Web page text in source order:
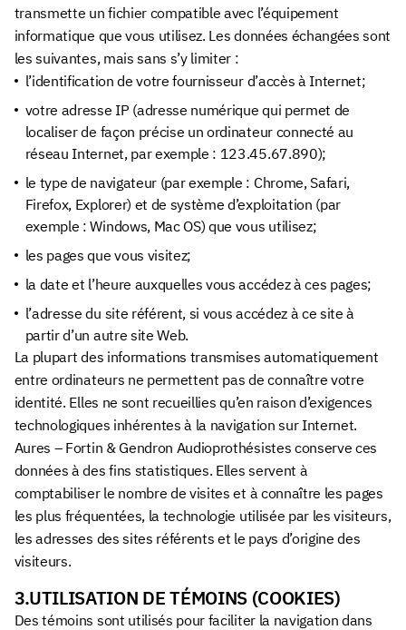
transmette un fichier compatible avec l’équipement
informatique que vous utilisez. Les données échangées sont
les suivantes, mais sans s’y limiter :
l’identification de votre fournisseur d’accès à Internet;
votre adresse IP (adresse numérique qui permet de
localiser de façon précise un ordinateur connecté au
réseau Internet, par exemple : 123.45.67.890);
le type de navigateur (par exemple : Chrome, Safari,
Firefox, Explorer) et de système d’exploitation (par
exemple : Windows, Mac OS) que vous utilisez;
les pages que vous visitez;
la date et l’heure auxquelles vous accédez à ces pages;
l’adresse du site référent, si vous accédez à ce site à
partir d’un autre site Web.
La plupart des informations transmises automatiquement
entre ordinateurs ne permettent pas de connaître votre
identité. Elles ne sont recueillies qu’en raison d’exigences
technologiques inhérentes à la navigation sur Internet.
Aures – Fortin & Gendron Audioprothésistes conserve ces
données à des fins statistiques. Elles servent à
comptabiliser le nombre de visites et à connaître les pages
les plus fréquentées, la technologie utilisée par les visiteurs,
les adresses des sites référents et le pays d’origine des
visiteurs.
3.UTILISATION DE TÉMOINS (COOKIES)
Des témoins sont utilisés pour faciliter la navigation dans